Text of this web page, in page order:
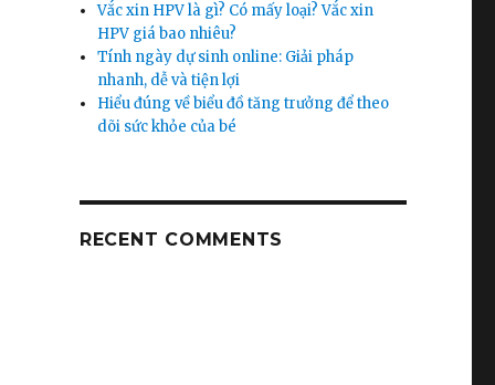
Vắc xin HPV là gì? Có mấy loại? Vắc xin
HPV giá bao nhiêu?
Tính ngày dự sinh online: Giải pháp
nhanh, dễ và tiện lợi
Hiểu đúng về biểu đồ tăng trưởng để theo
dõi sức khỏe của bé
RECENT COMMENTS